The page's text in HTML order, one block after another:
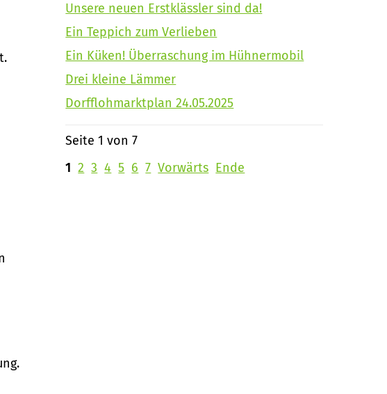
Unsere neuen Erstklässler sind da!
Ein Teppich zum Verlieben
Ein Küken! Überraschung im Hühnermobil
Drei kleine Lämmer
Dorfflohmarktplan 24.05.2025
Seite 1 von 7
1 2 3 4 5 6 7 Vorwärts Ende